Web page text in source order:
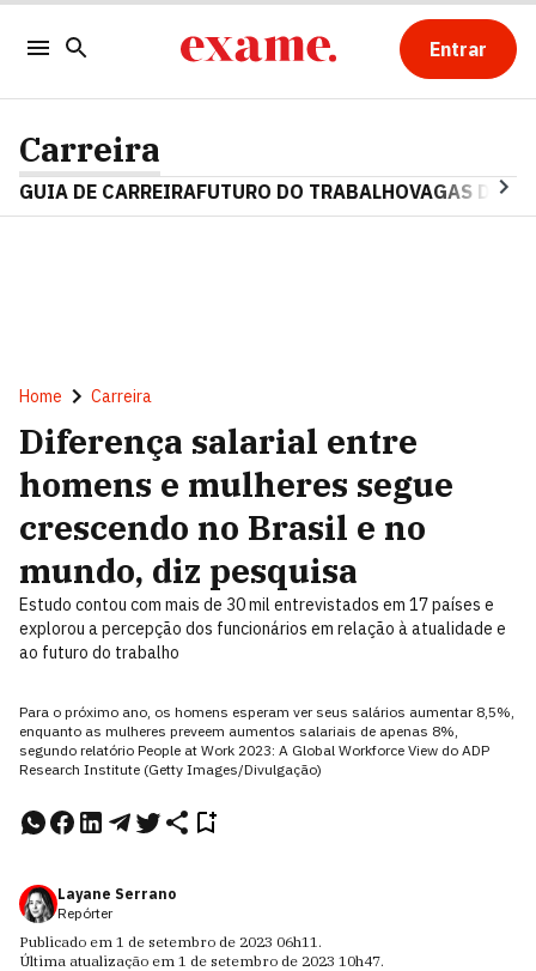
Entrar
Carreira
GUIA DE CARREIRAFUTURO DO TRABALHOVAGAS DE
Home Carreira
Diferença salarial entre
homens e mulheres segue
crescendo no Brasil e no
mundo, diz pesquisa
Estudo contou com mais de 30 mil entrevistados em 17 países e
explorou a percepção dos funcionários em relação à atualidade e
ao futuro do trabalho
Para o próximo ano, os homens esperam ver seus salários aumentar 8,5%,
enquanto as mulheres preveem aumentos salariais de apenas 8%,
segundo relatório People at Work 2023: A Global Workforce View do ADP
Research Institute (Getty Images/Divulgação)
Layane Serrano
Repórter
Publicado em 1 de setembro de 2023 06h11.
Última atualização em 1 de setembro de 2023 10h47.